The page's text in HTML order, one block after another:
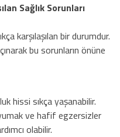
Sağlık Sorunları
karşılaşılan bir durumdur.
bu sorunların önüne
hissi sıkça yaşanabilir.
ve hafif egzersizler
olabilir.